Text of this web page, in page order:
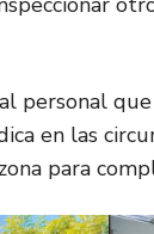
personal
en las
para